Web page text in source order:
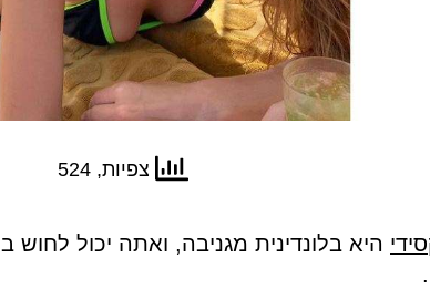
צפיות, 524
היא בלונדינית מגניבה, ואתה יכול